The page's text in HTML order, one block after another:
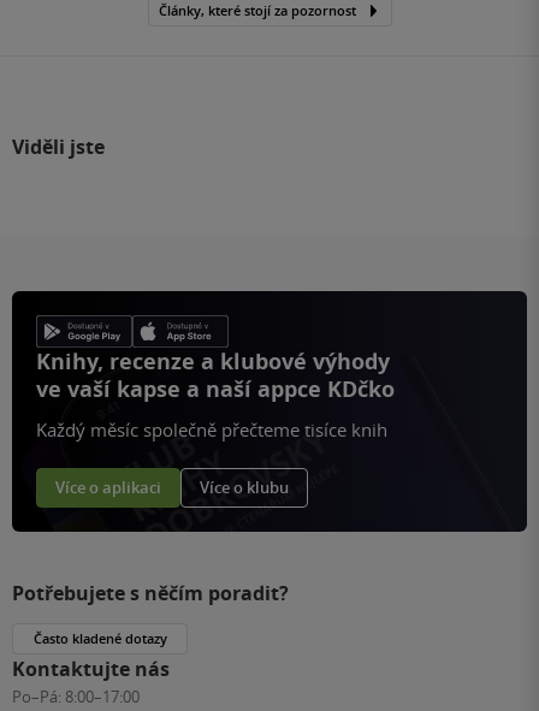
Články, které stojí za pozornost
Viděli jste
Knihy, recenze a klubové výhody
ve vaší kapse a naší appce KDčko
Každý měsíc společně přečteme tisíce knih
Více o aplikaci Více o klubu
Potřebujete s něčím poradit?
Často kladené dotazy
Kontaktujte nás
Po–Pá: 8:00–17:00